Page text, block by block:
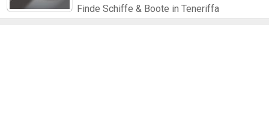
Finde Schiffe & Boote in Teneriffa